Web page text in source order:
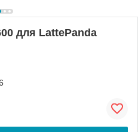
для LattePanda